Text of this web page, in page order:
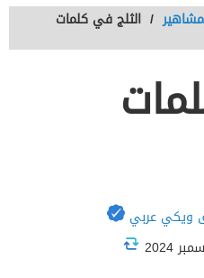
/ الثلج في كلمات
ويكي عربي